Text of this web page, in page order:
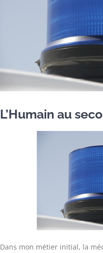
L’Humain au
Dans mon métier initial, la